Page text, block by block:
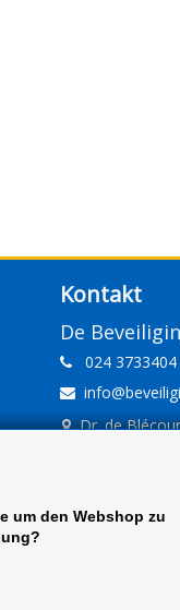
Kontakt
De
024 3733404
Dr. de
KvK: 09.16.10.01
um den Webshop zu